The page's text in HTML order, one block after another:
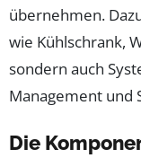
übernehmen.
wie Kühlschrank,
sondern auch
Management und
Die